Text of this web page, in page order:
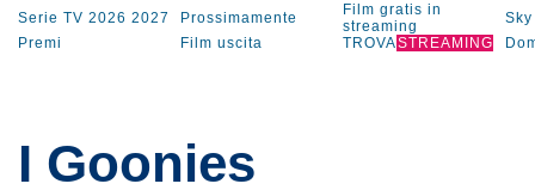
Serie TV 2026 2027 Prossimamente
Film gratis in
streaming
Sky
Premi
Film uscita TROVASTREAMING
I Goonies